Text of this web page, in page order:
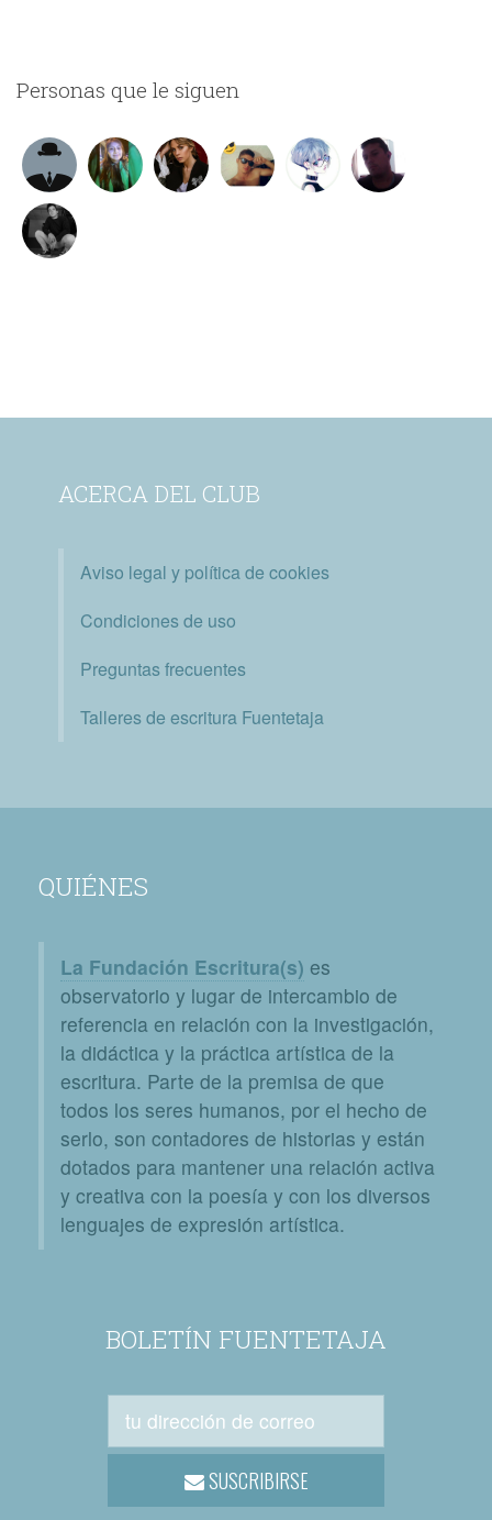
Personas que le siguen
ACERCA DEL CLUB
Aviso legal y política de cookies
Condiciones de uso
Preguntas frecuentes
Talleres de escritura Fuentetaja
QUIÉNES
La Fundación Escritura(s) es
observatorio y lugar de intercambio de
referencia en relación con la investigación,
la didáctica y la práctica artística de la
escritura. Parte de la premisa de que
todos los seres humanos, por el hecho de
serlo, son contadores de historias y están
dotados para mantener una relación activa
y creativa con la poesía y con los diversos
lenguajes de expresión artística.
BOLETÍN FUENTETAJA
SUSCRIBIRSE